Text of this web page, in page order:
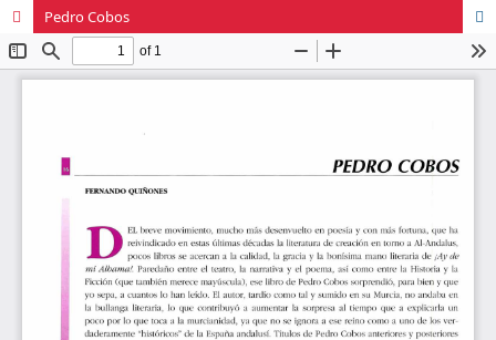
Pedro Cobos